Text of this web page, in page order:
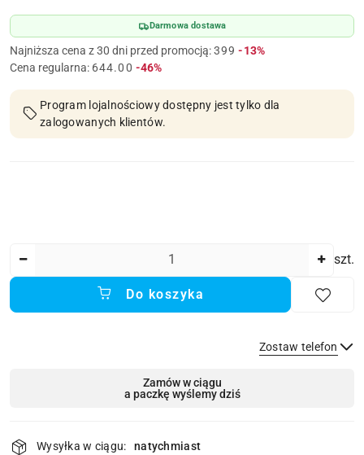
Darmowa dostawa
Najniższa cena z 30 dni przed promocją:399 Rabat:
-13%
Cena regularna: 644.00 Rabat:
-46%
Program lojalnościowy dostępny jest tylko dla
zalogowanych klientów.
szt.
Do koszyka
Zostaw telefon
Zamów w ciągu
a paczkę wyślemy dziś
Wysyłka w ciągu: natychmiast